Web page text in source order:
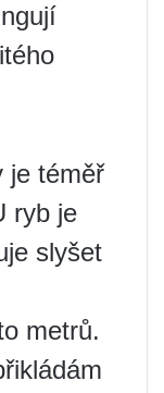
je téměř
ryb je
slyšet
metrů.